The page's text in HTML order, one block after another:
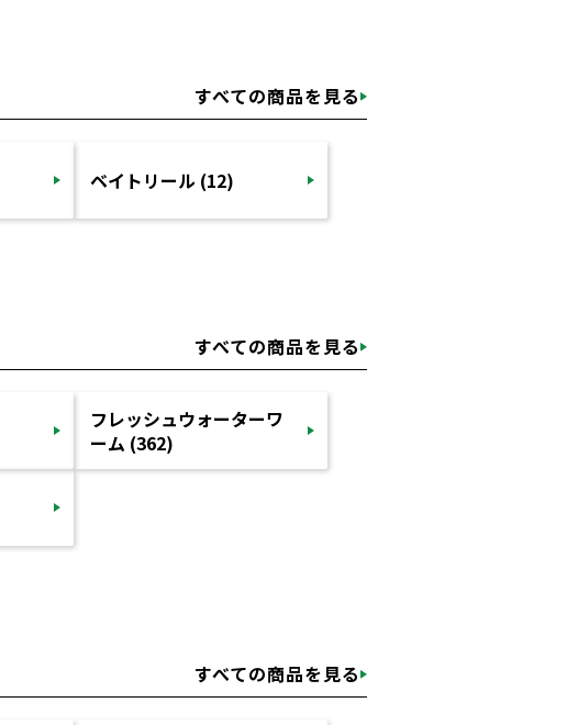
すべての商品を見る
ベイトリール (12)
すべての商品を見る
フレッシュウォーターワ
ーム (362)
すべての商品を見る